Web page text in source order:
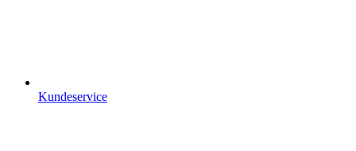
Kundeservice